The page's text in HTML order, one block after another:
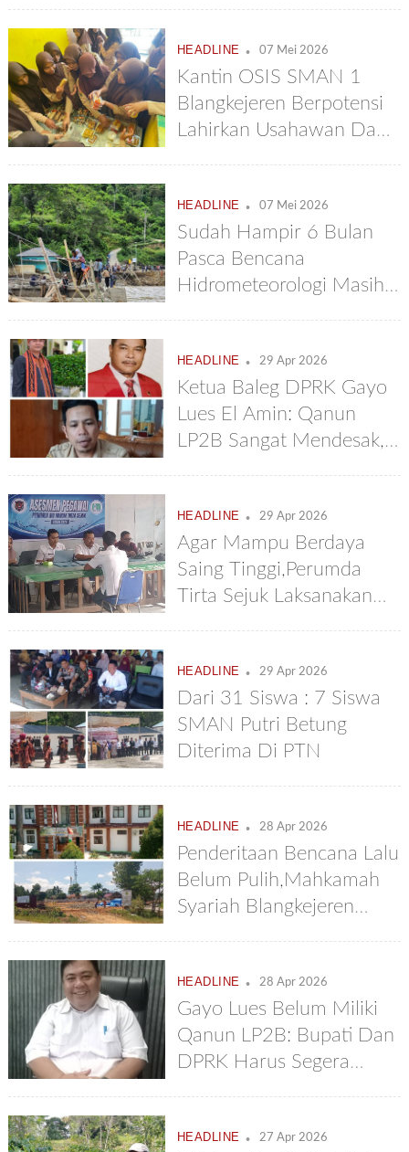
HEADLINE . 07 Mei 2026
Kantin OSIS SMAN 1
Blangkejeren Berpotensi
Lahirkan Usahawan Dan
HEADLINE . 07 Mei 2026
Sudah Hampir 6 Bulan
Pasca Bencana
Hidrometeorologi Masih
HEADLINE . 29 Apr 2026
Ketua Baleg DPRK Gayo
Lues El Amin: Qanun
LP2B Sangat Mendesak,
HEADLINE . 29 Apr 2026
Agar Mampu Berdaya
Saing Tinggi,Perumda
Tirta Sejuk Laksanakan
HEADLINE . 29 Apr 2026
Dari 31 Siswa : 7 Siswa
SMAN Putri Betung
Diterima Di PTN
HEADLINE . 28 Apr 2026
Penderitaan Bencana Lalu
Belum Pulih,Mahkamah
Syariah Blangkejeren
HEADLINE . 28 Apr 2026
Gayo Lues Belum Miliki
Qanun LP2B: Bupati Dan
DPRK Harus Segera
HEADLINE . 27 Apr 2026